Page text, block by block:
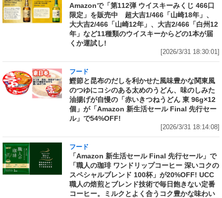
Amazonで「第112弾 ウイスキーみくじ 466口
限定」を販売中 超大吉1/466「山崎18年」、
大大吉2/466「山崎12年」、大吉2/466「白州12
年」など11種類のウイスキーからどの1本が届
くか運試し!
[2026/3/31 18:30:01]
フード
鰹節と昆布のだしを利かせた風味豊かな関東風
のつゆにコシのある太めのうどん、味のしみた
油揚げが自慢の「赤いきつねうどん 東 96g×12
個」が「Amazon 新生活セール Final 先行セー
ル」で54%OFF!
[2026/3/31 18:14:08]
フード
「Amazon 新生活セール Final 先行セール」で
「職人の珈琲 ワンドリップコーヒー 深いコクの
スペシャルブレンド 100杯」が20%OFF! UCC
職人の焙煎とブレンド技術で毎日飽きない定番
コーヒー。ミルクとよく合うコク豊かな味わい